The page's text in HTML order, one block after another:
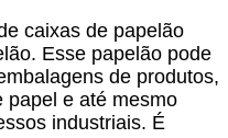
caixas de papelão
Esse papelão pode
de produtos,
papel e até mesmo
industriais. É